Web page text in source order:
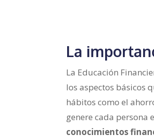
La
La Educación
los aspectos básicos
hábitos como el
genere cada persona
conocimientos